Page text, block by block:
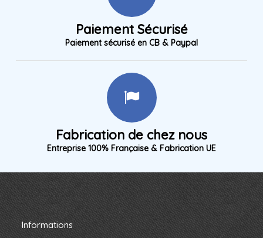
Paiement Sécurisé
Paiement sécurisé en CB & Paypal
Fabrication de chez nous
Entreprise 100% Française & Fabrication UE
Informations